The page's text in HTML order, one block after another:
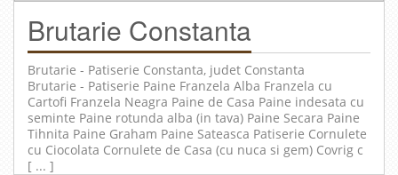
Brutarie Constanta
Brutarie - Patiserie Constanta, judet Constanta
Brutarie - Patiserie Paine Franzela Alba Franzela cu
Cartofi Franzela Neagra Paine de Casa Paine indesata cu
seminte Paine rotunda alba (in tava) Paine Secara Paine
Tihnita Paine Graham Paine Sateasca Patiserie Cornulete
cu Ciocolata Cornulete de Casa (cu nuca si gem) Covrig c
[ ... ]